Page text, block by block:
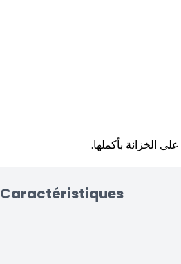
الخزانة بأكملها.
Caractéristiques